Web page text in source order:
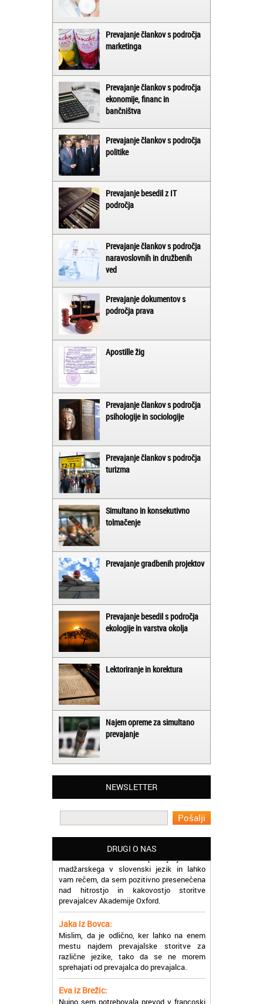
Prevajanje člankov s področja
marketinga
Prevajanje člankov s področja
ekonomije, financ in
bančništva
Prevajanje člankov s področja
politike
Prevajanje besedil z IT
področja
Prevajanje člankov s področja
naravoslovnih in družbenih
ved
Prevajanje dokumentov s
področja prava
Apostille žig
Prevajanje člankov s področja
psihologije in sociologije
Prevajanje člankov s področja
turizma
Simultano in konsekutivno
tolmačenje
Prevajanje gradbenih projektov
Prevajanje besedil s področja
ekologije in varstva okolja
Lektoriranje in korektura
Najem opreme za simultano
prevajanje
NEWSLETTER
DRUGI O NAS
Oxford, ker so resnično profesionalni in
prevajalske storitve opravljajo hitro in
učinkoviti.
Martina iz Bleda:
Potrebovala sem prevajanje iz
madžarskega v slovenski jezik in lahko
vam rečem, da sem pozitivno presenečena
nad hitrostjo in kakovostjo storitve
prevajalcev Akademije Oxford.
Jaka iz Bovca:
Mislim, da je odlično, ker lahko na enem
mestu najdem prevajalske storitve za
različne jezike, tako da se ne morem
sprehajati od prevajalca do prevajalca.
Eva iz Brežic:
Nujno sem potrebovala prevod v francoski
jezik, na spletu sem našla Oxford, jih